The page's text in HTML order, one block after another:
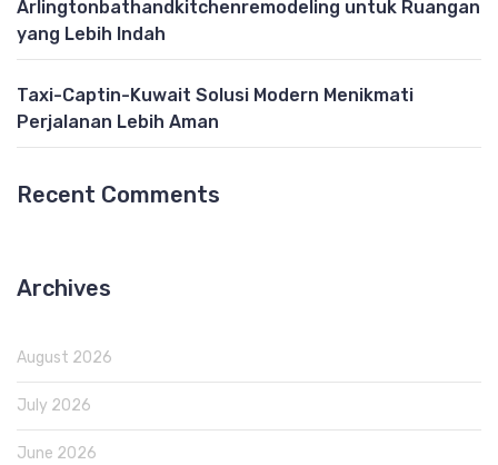
Arlingtonbathandkitchenremodeling untuk Ruangan
yang Lebih Indah
Taxi-Captin-Kuwait Solusi Modern Menikmati
Perjalanan Lebih Aman
Recent Comments
Archives
August 2026
July 2026
June 2026